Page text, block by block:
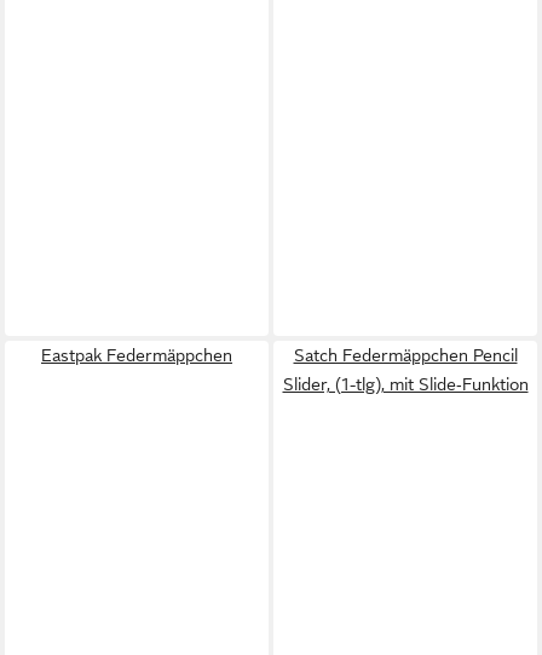
Eastpak Federmäppchen
Satch Federmäppchen Pencil
Slider, (1-tlg), mit Slide‑Funktion